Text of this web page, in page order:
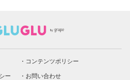
コンテンツポリシー
ー
お問い合わせ